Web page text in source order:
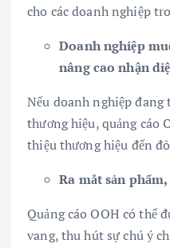
cho các doanh nghiệp
Doanh nghiệp
nâng cao nhận
Nếu doanh nghiệp
thương hiệu, quảng cáo
thiệu thương hiệu đến
Ra mắt sản
Quảng cáo OOH có thể
vang, thu hút sự chú ý